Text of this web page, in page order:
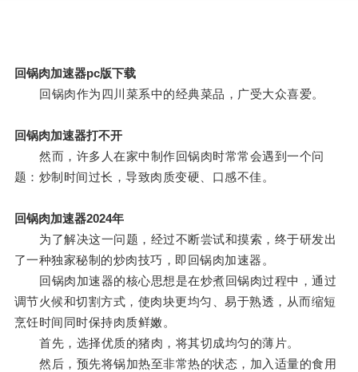
回锅肉加速器pc版下载
回锅肉作为四川菜系中的经典菜品，广受大众喜爱。
回锅肉加速器打不开
然而，许多人在家中制作回锅肉时常常会遇到一个问
题：炒制时间过长，导致肉质变硬、口感不佳。
回锅肉加速器2024年
为了解决这一问题，经过不断尝试和摸索，终于研发出
了一种独家秘制的炒肉技巧，即回锅肉加速器。
回锅肉加速器的核心思想是在炒煮回锅肉过程中，通过
调节火候和切割方式，使肉块更均匀、易于熟透，从而缩短
烹饪时间同时保持肉质鲜嫩。
首先，选择优质的猪肉，将其切成均匀的薄片。
然后，预先将锅加热至非常热的状态，加入适量的食用